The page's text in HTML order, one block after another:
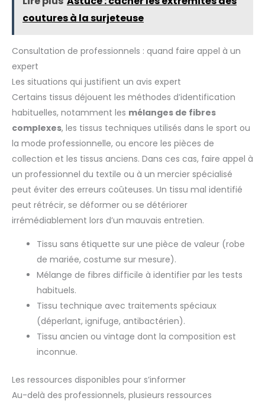
coutures à la surjeteuse
Consultation de professionnels : quand faire appel à un
expert
Les situations qui justifient un avis expert
Certains tissus déjouent les méthodes d’identification
habituelles, notamment les mélanges de fibres
complexes, les tissus techniques utilisés dans le sport ou
la mode professionnelle, ou encore les pièces de
collection et les tissus anciens. Dans ces cas, faire appel à
un professionnel du textile ou à un mercier spécialisé
peut éviter des erreurs coûteuses. Un tissu mal identifié
peut rétrécir, se déformer ou se détériorer
irrémédiablement lors d’un mauvais entretien.
Tissu sans étiquette sur une pièce de valeur (robe
de mariée, costume sur mesure).
Mélange de fibres difficile à identifier par les tests
habituels.
Tissu technique avec traitements spéciaux
(déperlant, ignifuge, antibactérien).
Tissu ancien ou vintage dont la composition est
inconnue.
Les ressources disponibles pour s’informer
Au-delà des professionnels, plusieurs ressources